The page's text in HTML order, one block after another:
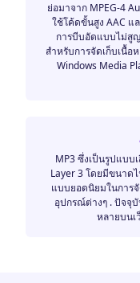
ย่อมาจาก MPEG-4
ใช้โค้ดขั้นสูง AAC แ
การบีบอัดแบบไม่สูญ
สำหรับการจัดเก็บเนื้อ
Windows Media
MP3 ซึ่งเป็นรูปแบบ
Layer 3 โดยมีขนาด
แบบยอดนิยมในการจั
อุปกรณ์ต่างๆ . ปัจจุ
หลายบนเ